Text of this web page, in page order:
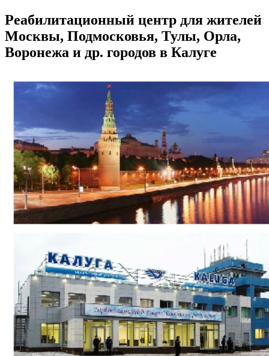
Реабилитационный центр для жителей
Москвы, Подмосковья, Тулы, Орла,
Воронежа и др. городов в Калуге